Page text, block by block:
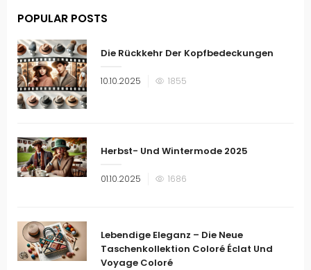
POPULAR POSTS
Die Rückkehr Der Kopfbedeckungen
Veröffentlicht
10.10.2025 1855
Herbst- Und Wintermode 2025
Veröffentlicht
01.10.2025 1686
Lebendige Eleganz – Die Neue
Taschenkollektion Coloré Éclat Und
Voyage Coloré